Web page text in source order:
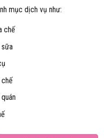
mục dịch vụ như:
chế